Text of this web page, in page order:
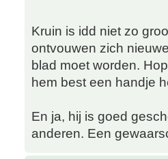
Kruin is idd niet zo
ontvouwen zich
blad moet worden.
hem best een handje
En ja, hij is goed
anderen. Een